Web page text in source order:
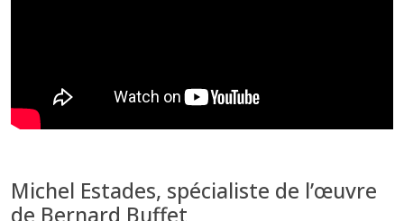
Michel Estades, spécialiste de l’œuvre
de Bernard Buffet